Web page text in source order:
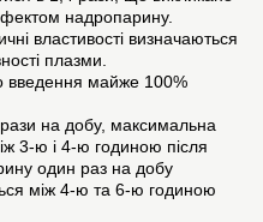
надропарину.
властивості визначаються
плазми.
введення майже 100%
на добу, максимальна
3-ю і 4-ю годиною після
один раз на добу
між 4-ю та 6-ю годиною